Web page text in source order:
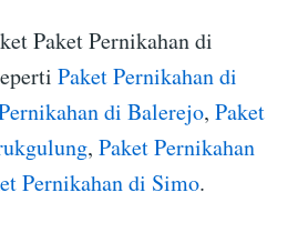
Paket Pernikahan di
Paket Pernikahan di
di Balerejo, Paket
, Paket Pernikahan
Pernikahan di Simo.